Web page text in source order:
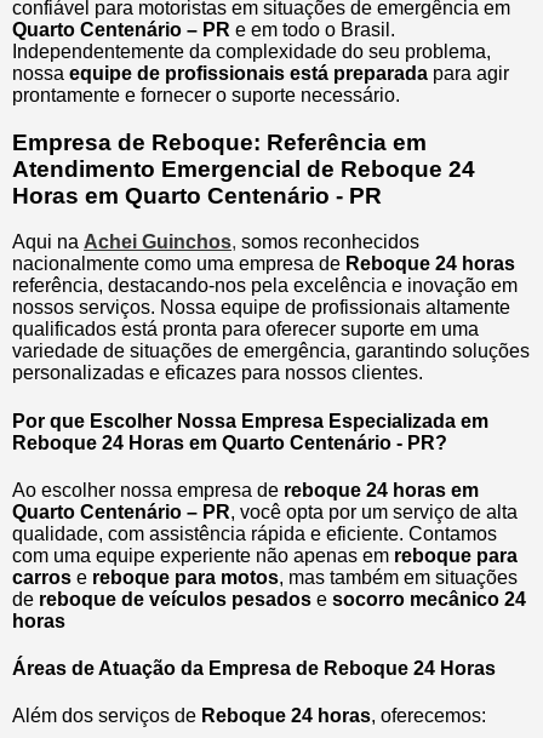
confiável para motoristas em situações de emergência em
Quarto Centenário – PR e em todo o Brasil.
Independentemente da complexidade do seu problema,
nossa equipe de profissionais está preparada para agir
prontamente e fornecer o suporte necessário.
Empresa de Reboque: Referência em
Atendimento Emergencial de Reboque 24
Horas em Quarto Centenário - PR
Aqui na Achei Guinchos, somos reconhecidos
nacionalmente como uma empresa de Reboque 24 horas
referência, destacando-nos pela excelência e inovação em
nossos serviços. Nossa equipe de profissionais altamente
qualificados está pronta para oferecer suporte em uma
variedade de situações de emergência, garantindo soluções
personalizadas e eficazes para nossos clientes.
Por que Escolher Nossa Empresa Especializada em
Reboque 24 Horas em Quarto Centenário - PR?
Ao escolher nossa empresa de reboque 24 horas em
Quarto Centenário – PR, você opta por um serviço de alta
qualidade, com assistência rápida e eficiente. Contamos
com uma equipe experiente não apenas em reboque para
carros e reboque para motos, mas também em situações
de reboque de veículos pesados e socorro mecânico 24
horas
Áreas de Atuação da Empresa de Reboque 24 Horas
Além dos serviços de Reboque 24 horas, oferecemos: